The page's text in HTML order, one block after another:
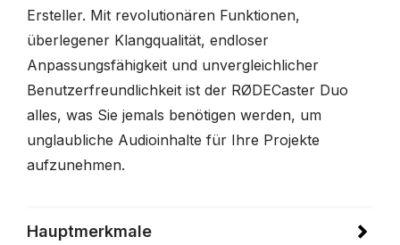
Ersteller. Mit revolutionären Funktionen,
überlegener Klangqualität, endloser
Anpassungsfähigkeit und unvergleichlicher
Benutzerfreundlichkeit ist der RØDECaster Duo
alles, was Sie jemals benötigen werden, um
unglaubliche Audioinhalte für Ihre Projekte
aufzunehmen.
Hauptmerkmale